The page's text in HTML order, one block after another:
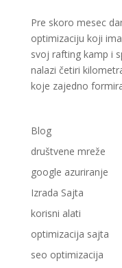
Pre skoro mesec
optimizaciju koji
svoj rafting kamp i
nalazi četiri
koje zajedno
Blog
društvene mreže
google azuriranje
Izrada Sajta
korisni alati
optimizacija sajta
seo optimizacija